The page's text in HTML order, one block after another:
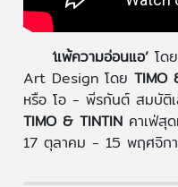
‘แพ้ความอ่อนแอ’ โด
Art Design โดย TIMO
หรือ โอ - พีรกันต์ สมบัติ
TIMO & TINTIN คาเฟ่สุ
17 ตุลาคม - 15 พฤศจิก